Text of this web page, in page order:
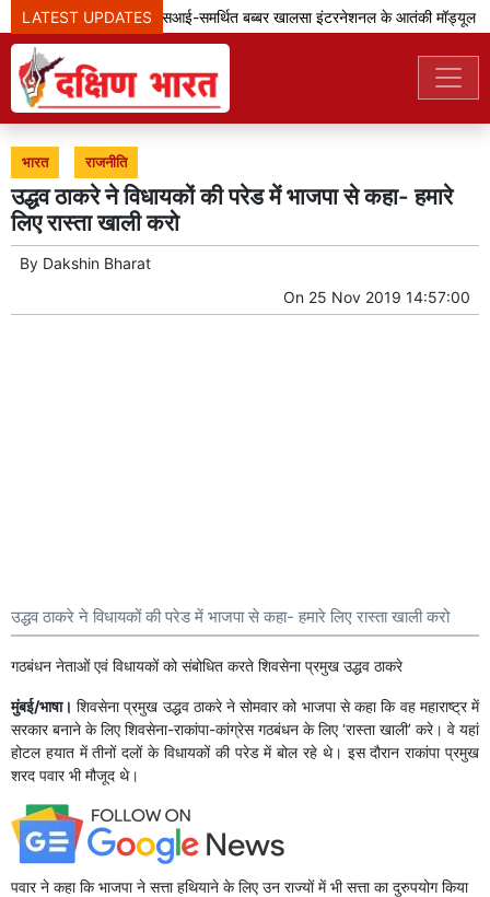
LATEST UPDATES
पंजाब पुलिस ने आईएसआई-समर्थित बब्बर खालसा इंटरनेशनल के आतंकी मॉड्यूल का
भारत राजनीति
उद्धव ठाकरे ने विधायकों की परेड में भाजपा से कहा- हमारे
लिए रास्ता खाली करो
By Dakshin Bharat
On 25 Nov 2019 14:57:00
उद्धव ठाकरे ने विधायकों की परेड में भाजपा से कहा- हमारे लिए रास्ता खाली करो
गठबंधन नेताओं एवं विधायकों को संबोधित करते शिवसेना प्रमुख उद्धव ठाकरे
मुंबई/भाषा। शिवसेना प्रमुख उद्धव ठाकरे ने सोमवार को भाजपा से कहा कि वह महाराष्ट्र में
सरकार बनाने के लिए शिवसेना-राकांपा-कांग्रेस गठबंधन के लिए ‘रास्ता खाली’ करे। वे यहां
होटल हयात में तीनों दलों के विधायकों की परेड में बोल रहे थे। इस दौरान राकांपा प्रमुख
शरद पवार भी मौजूद थे।
पवार ने कहा कि भाजपा ने सत्ता हथियाने के लिए उन राज्यों में भी सत्ता का दुरुपयोग किया